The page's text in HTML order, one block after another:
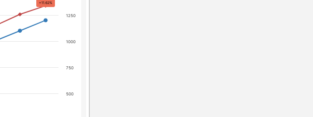
+11.62%
500
750
1000
1250